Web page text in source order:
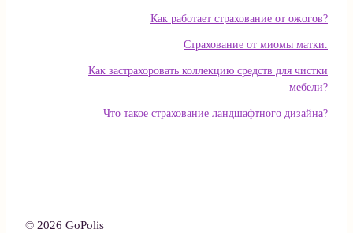
Как работает страхование от ожогов?
Страхование от миомы матки.
Как застрахоровать коллекцию средств для чистки
мебели?
Что такое страхование ландшафтного дизайна?
© 2026 GoPolis